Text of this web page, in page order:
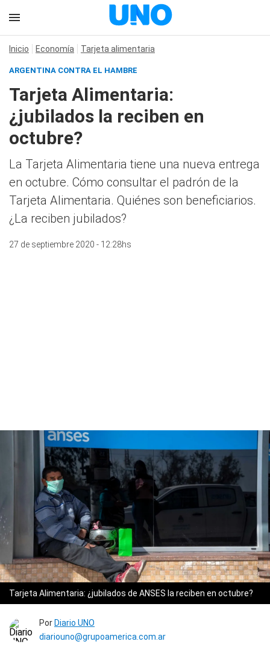
Inicio Economía Tarjeta alimentaria
ARGENTINA CONTRA EL HAMBRE
Tarjeta Alimentaria:
¿jubilados la reciben en
octubre?
La Tarjeta Alimentaria tiene una nueva entrega
en octubre. Cómo consultar el padrón de la
Tarjeta Alimentaria. Quiénes son beneficiarios.
¿La reciben jubilados?
27 de septiembre 2020 - 12:28hs
Tarjeta Alimentaria: ¿jubilados de ANSES la reciben en octubre?
Por Diario UNO
diariouno@grupoamerica.com.ar